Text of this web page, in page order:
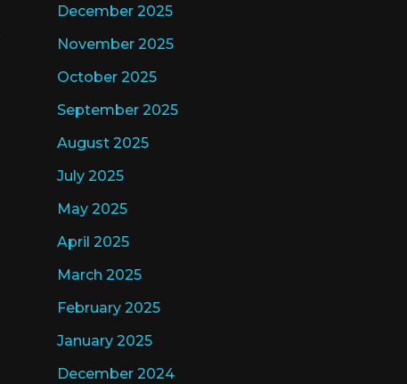
December 2025
November 2025
October 2025
September 2025
August 2025
July 2025
May 2025
April 2025
March 2025
February 2025
January 2025
December 2024